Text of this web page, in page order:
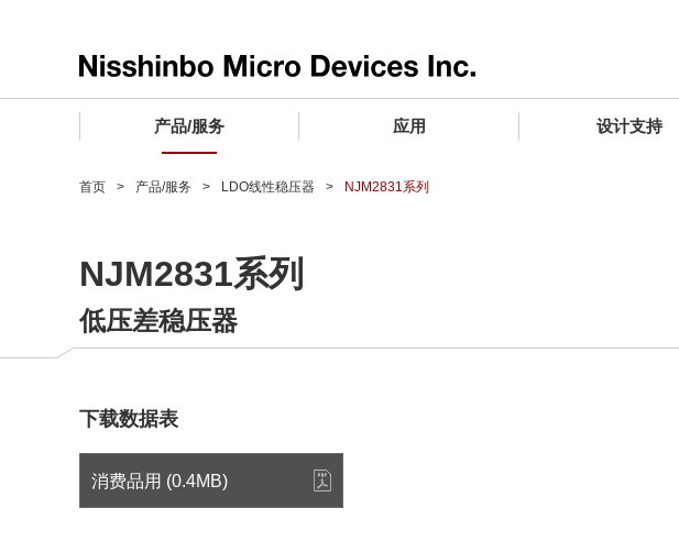
产品/服务
微波产品
晶圆代工服务
应用
车载用IC
工业设备用IC
微波产品
设计支持
微波产品
寻找交叉参考产品
电子器件
微波产品
微波产品
企业理念
公司简介
业务地点
CSR活动 (日本)
合规举报中心
首页 产品/服务 LDO线性稳压器 NJM2831系列
NJM2831系列
低压差稳压器
下载数据表
消费品用 (0.4MB)